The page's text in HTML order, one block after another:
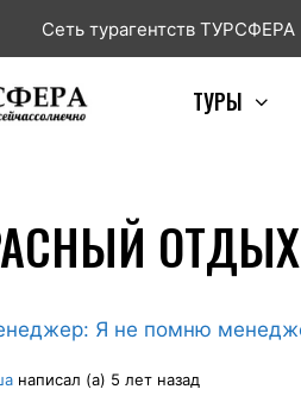
Сеть турагентств ТУРСФЕРА
ТУРЫ
ОТДЫХ
Я не помню
написал (а) 5 лет назад